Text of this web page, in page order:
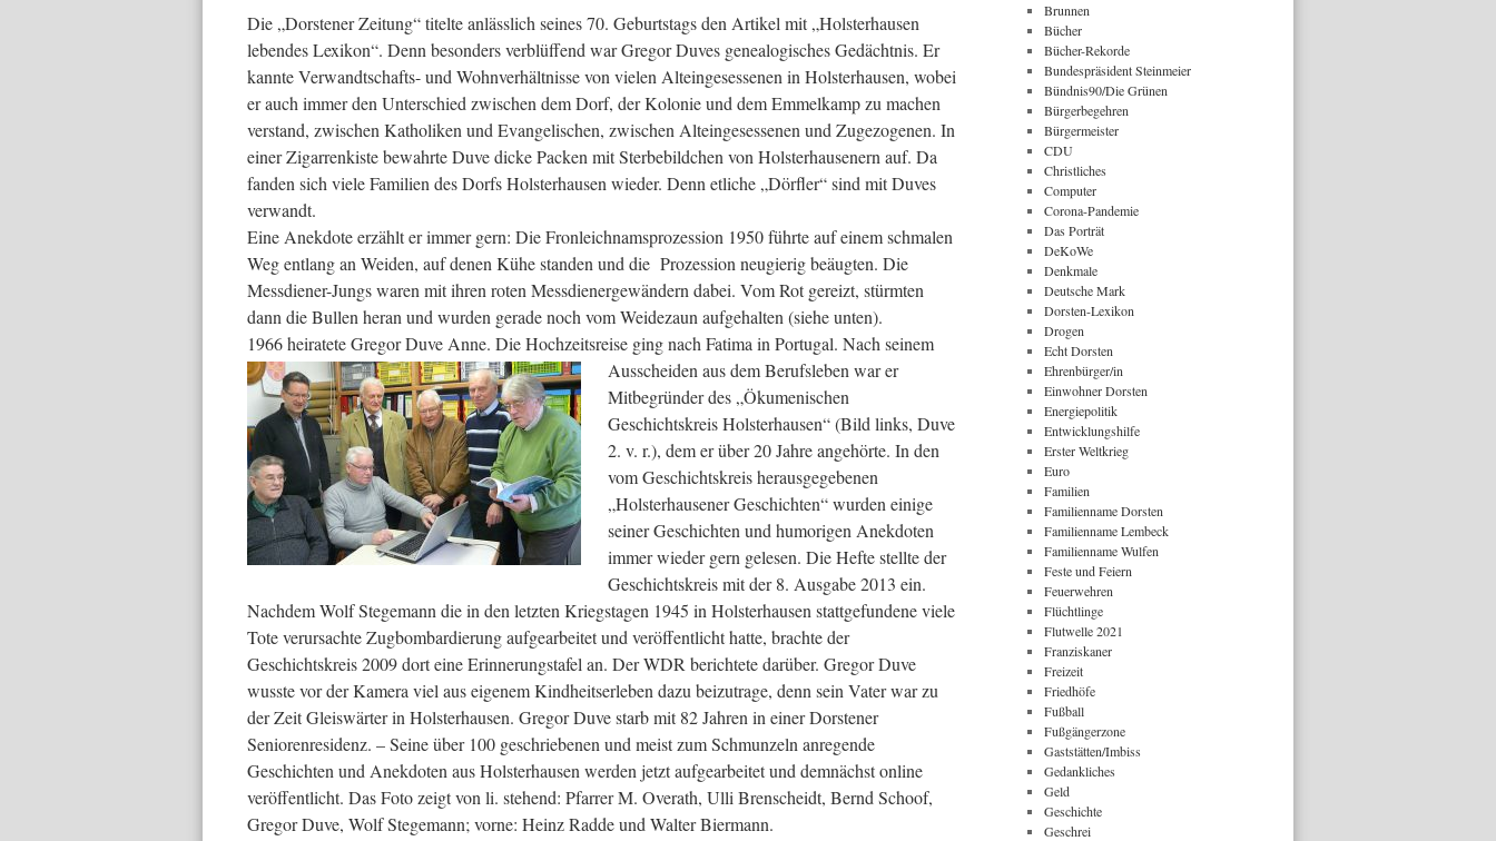
Die „Dorstener Zeitung“ titelte anlässlich seines 70. Geburtstags den Artikel mit „Holsterhausen
lebendes Lexikon“. Denn besonders verblüffend war Gregor Duves genealogisches Gedächtnis. Er
kannte Verwandtschafts- und Wohnverhältnisse von vielen Alteingesessenen in Holsterhausen, wobei
er auch immer den Unterschied zwischen dem Dorf, der Kolonie und dem Emmelkamp zu machen
verstand, zwischen Katholiken und Evangelischen, zwischen Alteingesessenen und Zugezogenen. In
einer Zigarrenkiste bewahrte Duve dicke Packen mit Sterbebildchen von Holsterhausenern auf. Da
fanden sich viele Familien des Dorfs Holsterhausen wieder. Denn etliche „Dörfler“ sind mit Duves
verwandt.
Eine Anekdote erzählt er immer gern: Die Fronleichnamsprozession 1950 führte auf einem schmalen
Weg entlang an Weiden, auf denen Kühe standen und die Prozession neugierig beäugten. Die
Messdiener-Jungs waren mit ihren roten Messdienergewändern dabei. Vom Rot gereizt, stürmten
dann die Bullen heran und wurden gerade noch vom Weidezaun aufgehalten (siehe unten).
1966 heiratete Gregor Duve Anne. Die Hochzeitsreise ging nach Fatima in Portugal. Nachseinem
Ausscheiden aus dem Berufsleben war er
Mitbegründer des „Ökumenischen
Geschichtskreis Holsterhausen“ (Bild links, Duve
2. v. r.), dem er über 20 Jahre angehörte. In den
vom Geschichtskreis herausgegebenen
„Holsterhausener Geschichten“ wurden einige
seiner Geschichten und humorigen Anekdoten
immer wieder gern gelesen. Die Hefte stellte der
Geschichtskreis mit der 8. Ausgabe 2013 ein.
Nachdem Wolf Stegemann die in den letzten Kriegstagen 1945 in Holsterhausen stattgefundene viele
Tote verursachte Zugbombardierung aufgearbeitet und veröffentlicht hatte, brachte der
Geschichtskreis 2009 dort eine Erinnerungstafel an. Der WDR berichtete darüber. Gregor Duve
wusste vor der Kamera viel aus eigenem Kindheitserleben dazu beizutrage, denn sein Vater war zu
der Zeit Gleiswärter in Holsterhausen. Gregor Duve starb mit 82 Jahren in einer Dorstener
Seniorenresidenz. – Seine über 100 geschriebenen und meist zum Schmunzeln anregende
Geschichten und Anekdoten aus Holsterhausen werden jetzt aufgearbeitet und demnächst online
veröffentlicht. Das Foto zeigt von li. stehend: Pfarrer M. Overath, Ulli Brenscheidt, Bernd Schoof,
Gregor Duve, Wolf Stegemann; vorne: Heinz Radde und Walter Biermann.
Brunnen
Bücher
Bücher-Rekorde
Bundespräsident Steinmeier
Bündnis90/Die Grünen
Bürgerbegehren
Bürgermeister
CDU
Christliches
Computer
Corona-Pandemie
Das Porträt
DeKoWe
Denkmale
Deutsche Mark
Dorsten-Lexikon
Drogen
Echt Dorsten
Ehrenbürger/in
Einwohner Dorsten
Energiepolitik
Entwicklungshilfe
Erster Weltkrieg
Euro
Familien
Familienname Dorsten
Familienname Lembeck
Familienname Wulfen
Feste und Feiern
Feuerwehren
Flüchtlinge
Flutwelle 2021
Franziskaner
Freizeit
Friedhöfe
Fußball
Fußgängerzone
Gaststätten/Imbiss
Gedankliches
Geld
Geschichte
Geschrei